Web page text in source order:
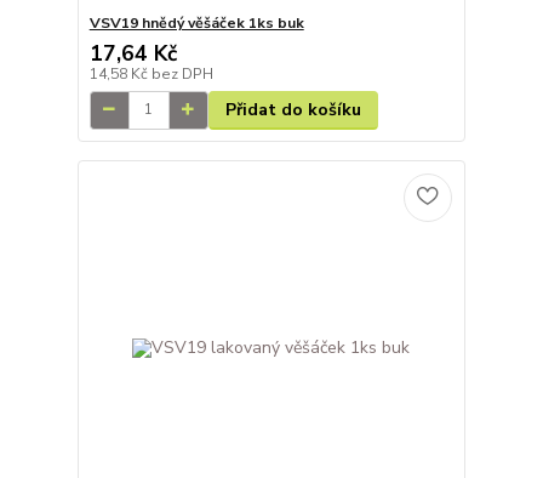
VSV19 hnědý věšáček 1ks buk
17,64 Kč
14,58 Kč bez DPH
Přidat do košíku